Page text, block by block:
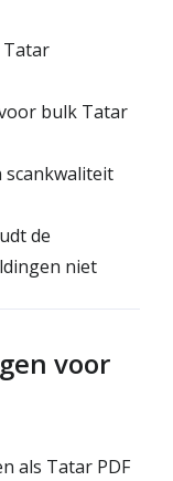
Tatar
bulk Tatar
de
niet
voor
als Tatar PDF